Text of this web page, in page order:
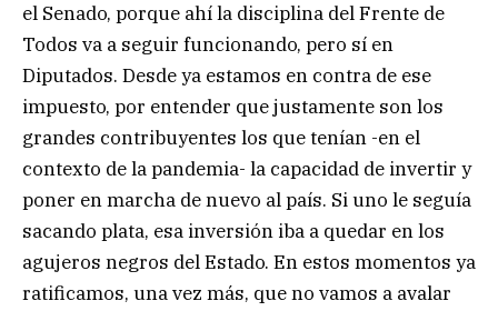
el Senado, porque ahí la disciplina del Frente de
Todos va a seguir funcionando, pero sí en
Diputados. Desde ya estamos en contra de ese
impuesto, por entender que justamente son los
grandes contribuyentes los que tenían -en el
contexto de la pandemia- la capacidad de invertir y
poner en marcha de nuevo al país. Si uno le seguía
sacando plata, esa inversión iba a quedar en los
agujeros negros del Estado. En estos momentos ya
ratificamos, una vez más, que no vamos a avalar